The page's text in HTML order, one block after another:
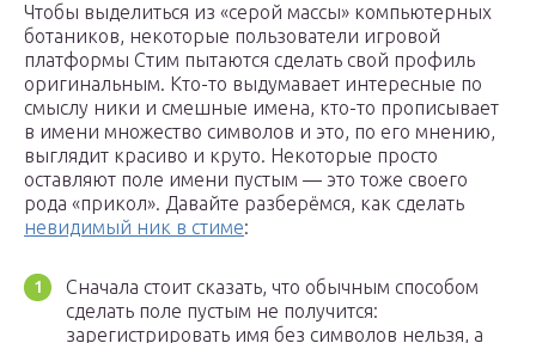
Чтобы выделиться из «серой массы» компьютерных
ботаников, некоторые пользователи игровой
платформы Стим пытаются сделать свой профиль
оригинальным. Кто-то выдумавает интересные по
смыслу ники и смешные имена, кто-то прописывает
в имени множество символов и это, по его мнению,
выглядит красиво и круто. Некоторые просто
оставляют поле имени пустым — это тоже своего
рода «прикол». Давайте разберёмся, как сделать
невидимый ник в стиме:
Сначала стоит сказать, что обычным способом
сделать поле пустым не получится:
зарегистрировать имя без символов нельзя, а